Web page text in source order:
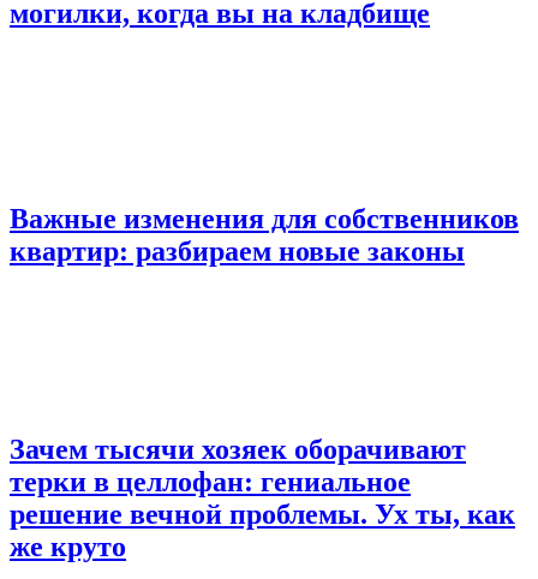
могилки, когда вы на кладбище
Важные изменения для собственников
квартир: разбираем новые законы
Зачем тысячи хозяек оборачивают
терки в целлофан: гениальное
решение вечной проблемы. Ух ты, как
же круто